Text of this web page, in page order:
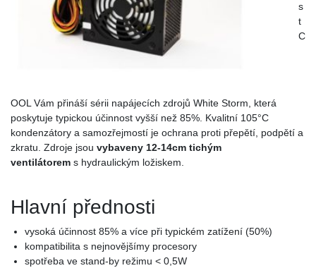
s
t
C
OOL Vám přináší sérii napájecích zdrojů White Storm, která
poskytuje typickou účinnost vyšší než 85%. Kvalitní 105°C
kondenzátory a samozřejmostí je ochrana proti přepětí, podpětí a
zkratu. Zdroje jsou vybaveny 12-14cm tichým
ventilátorem s hydraulickým ložiskem.
Hlavní přednosti
vysoká účinnost 85% a více při typickém zatížení (50%)
kompatibilita s nejnovějšímy procesory
spotřeba ve stand-by režimu < 0,5W